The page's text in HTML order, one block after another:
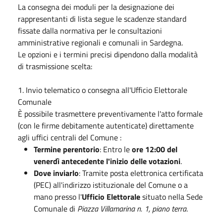
La consegna dei moduli per la designazione dei
rappresentanti di lista segue le scadenze standard
fissate dalla normativa per le consultazioni
amministrative regionali e comunali in Sardegna.
Le opzioni e i termini precisi dipendono dalla modalità
di trasmissione scelta:
1. Invio telematico o consegna all'Ufficio Elettorale
Comunale
È possibile trasmettere preventivamente l'atto formale
(con le firme debitamente autenticate) direttamente
agli uffici centrali del Comune :
Termine perentorio: Entro leore 12:00 del
venerdì antecedente l'inizio delle votazioni.
Dove inviarlo: Tramite posta elettronica certificata
(PEC) all'indirizzo istituzionale del Comune o a
mano presso l'Ufficio Elettoralesituato nella Sede
Comunale di Piazza Villamarina n. 1, piano terra.